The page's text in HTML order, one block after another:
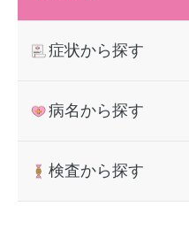
症状から探す
病名から探す
検査から探す